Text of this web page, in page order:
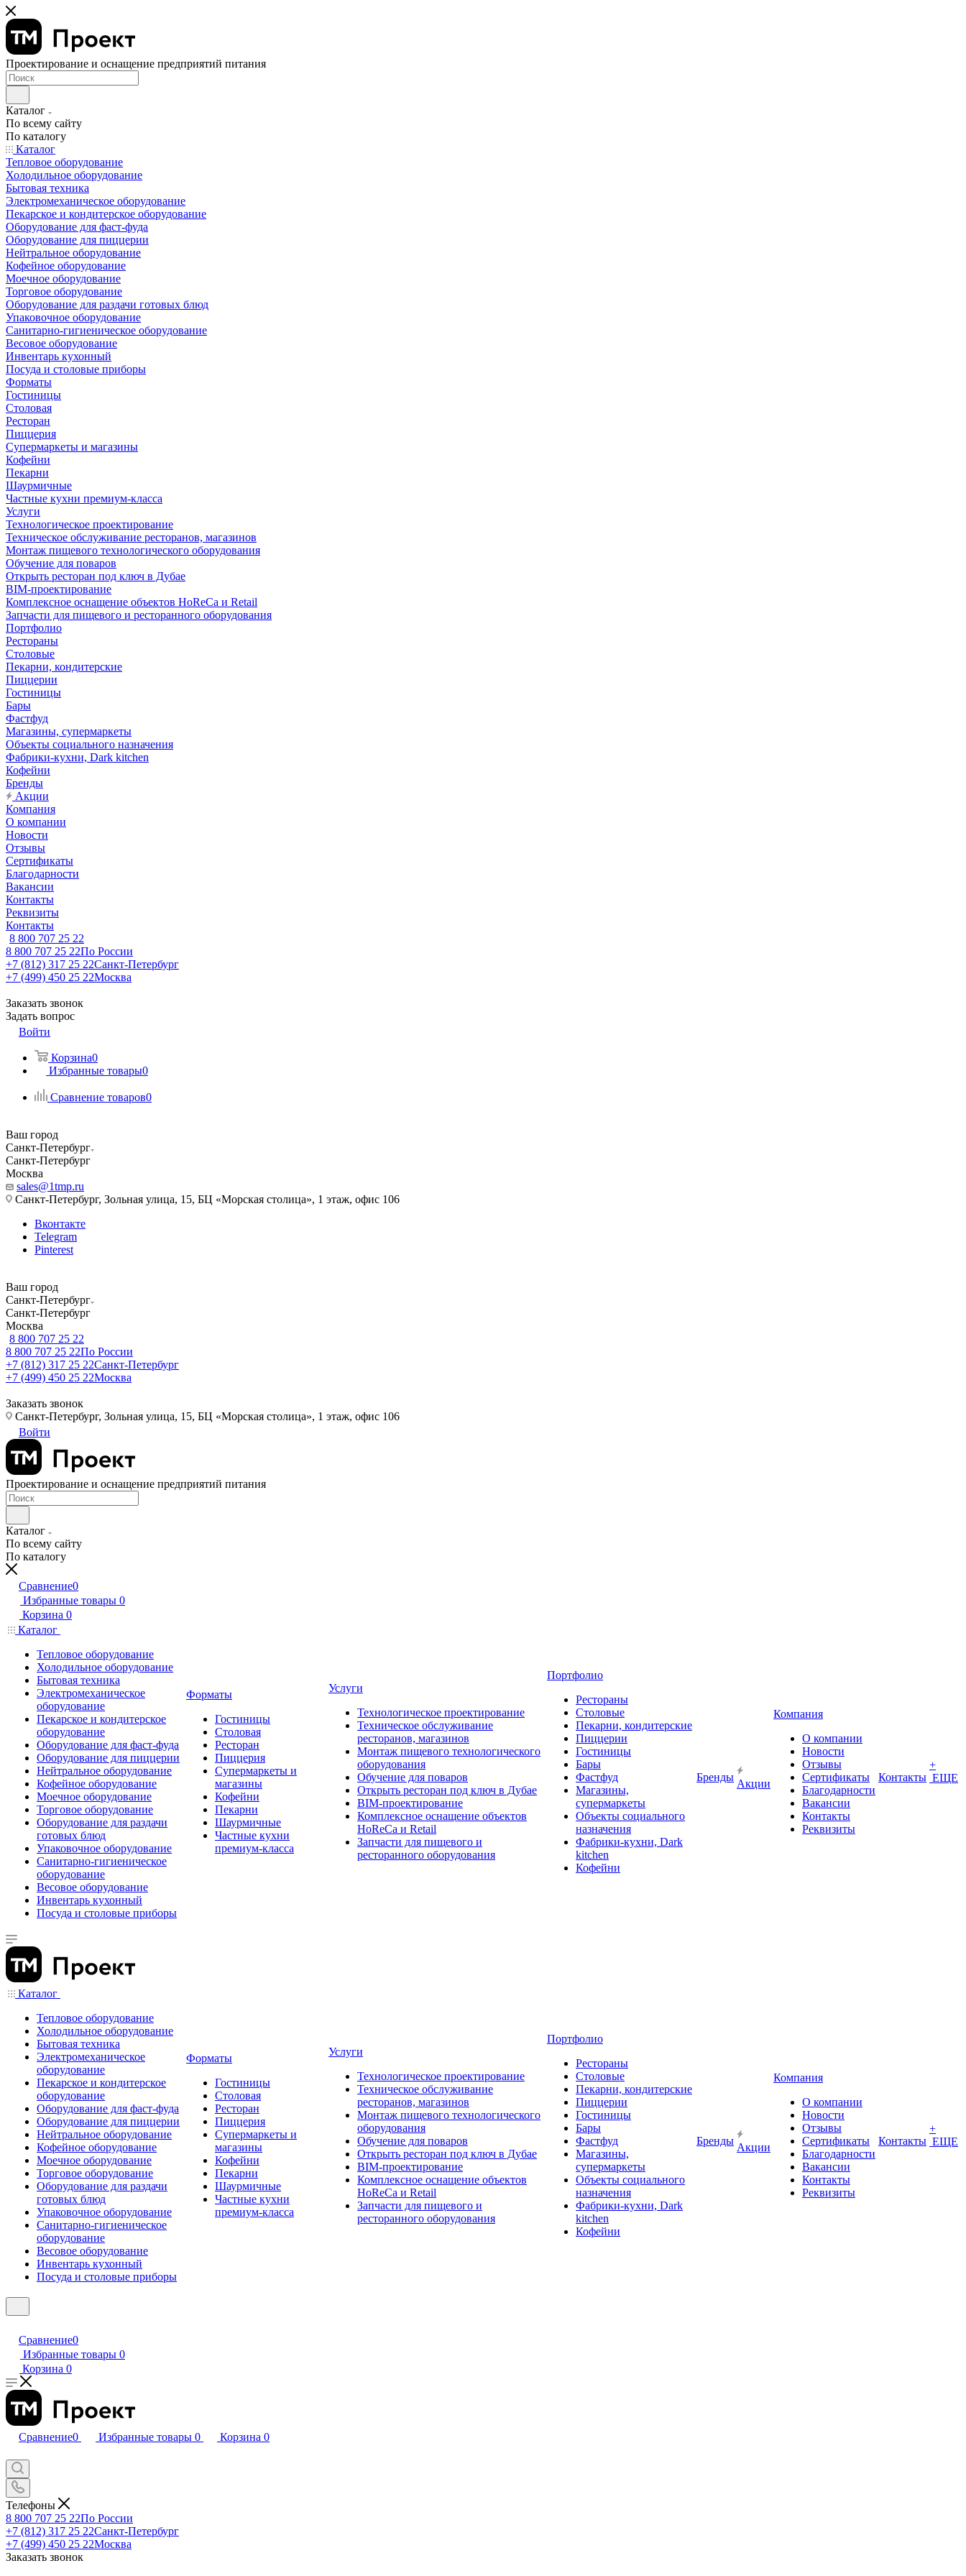
Проектирование и оснащение предприятий питания
Каталог
По всему сайту
По каталогу
Каталог
Тепловое оборудование
Холодильное оборудование
Бытовая техника
Электромеханическое оборудование
Пекарское и кондитерское оборудование
Оборудование для фаст-фуда
Оборудование для пиццерии
Нейтральное оборудование
Кофейное оборудование
Моечное оборудование
Торговое оборудование
Оборудование для раздачи готовых блюд
Упаковочное оборудование
Санитарно-гигиеническое оборудование
Весовое оборудование
Инвентарь кухонный
Посуда и столовые приборы
Форматы
Гостиницы
Столовая
Ресторан
Пиццерия
Супермаркеты и магазины
Кофейни
Пекарни
Шаурмичные
Частные кухни премиум-класса
Услуги
Технологическое проектирование
Техническое обслуживание ресторанов, магазинов
Монтаж пищевого технологического оборудования
Обучение для поваров
Открыть ресторан под ключ в Дубае
BIM-проектирование
Комплексное оснащение объектов HoReCa и Retail
Запчасти для пищевого и ресторанного оборудования
Портфолио
Рестораны
Столовые
Пекарни, кондитерские
Пиццерии
Гостиницы
Бары
Фастфуд
Магазины, супермаркеты
Объекты социального назначения
Фабрики-кухни, Dark kitchen
Кофейни
Бренды
Акции
Компания
О компании
Новости
Отзывы
Сертификаты
Благодарности
Вакансии
Контакты
Реквизиты
Контакты
8 800 707 25 22
8 800 707 25 22По России
+7 (812) 317 25 22Санкт-Петербург
+7 (499) 450 25 22Москва
Заказать звонок
Задать вопрос
Войти
Корзина0
Избранные товары0
Сравнение товаров0
Ваш город
Санкт-Петербург
Санкт-Петербург
Москва
sales@1tmp.ru
Санкт-Петербург, Зольная улица, 15, БЦ «Морская столица», 1 этаж, офис 106
Вконтакте
Telegram
Pinterest
Ваш город
Санкт-Петербург
Санкт-Петербург
Москва
8 800 707 25 22
8 800 707 25 22По России
+7 (812) 317 25 22Санкт-Петербург
+7 (499) 450 25 22Москва
Заказать звонок
Санкт-Петербург, Зольная улица, 15, БЦ «Морская столица», 1 этаж, офис 106
Войти
Проектирование и оснащение предприятий питания
Каталог
По всему сайту
По каталогу
Сравнение0
Избранные товары 0
Корзина 0
Каталог
Тепловое оборудование
Холодильное оборудование
Бытовая техника
Электромеханическое
оборудование
Пекарское и кондитерское
оборудование
Оборудование для фаст-фуда
Оборудование для пиццерии
Нейтральное оборудование
Кофейное оборудование
Моечное оборудование
Торговое оборудование
Оборудование для раздачи
готовых блюд
Упаковочное оборудование
Санитарно-гигиеническое
оборудование
Весовое оборудование
Инвентарь кухонный
Посуда и столовые приборы
Форматы
Гостиницы
Столовая
Ресторан
Пиццерия
Супермаркеты и
магазины
Кофейни
Пекарни
Шаурмичные
Частные кухни
премиум-класса
Услуги
Технологическое проектирование
Техническое обслуживание
ресторанов, магазинов
Монтаж пищевого технологического
оборудования
Обучение для поваров
Открыть ресторан под ключ в Дубае
BIM-проектирование
Комплексное оснащение объектов
HoReCa и Retail
Запчасти для пищевого и
ресторанного оборудования
Портфолио
Рестораны
Столовые
Пекарни, кондитерские
Пиццерии
Гостиницы
Бары
Фастфуд
Магазины,
супермаркеты
Объекты социального
назначения
Фабрики-кухни, Dark
kitchen
Кофейни
Бренды
Акции
Компания
О компании
Новости
Отзывы
Сертификаты
Благодарности
Вакансии
Контакты
Реквизиты
Контакты
+
ЕЩЕ
Каталог
Тепловое оборудование
Холодильное оборудование
Бытовая техника
Электромеханическое
оборудование
Пекарское и кондитерское
оборудование
Оборудование для фаст-фуда
Оборудование для пиццерии
Нейтральное оборудование
Кофейное оборудование
Моечное оборудование
Торговое оборудование
Оборудование для раздачи
готовых блюд
Упаковочное оборудование
Санитарно-гигиеническое
оборудование
Весовое оборудование
Инвентарь кухонный
Посуда и столовые приборы
Форматы
Гостиницы
Столовая
Ресторан
Пиццерия
Супермаркеты и
магазины
Кофейни
Пекарни
Шаурмичные
Частные кухни
премиум-класса
Услуги
Технологическое проектирование
Техническое обслуживание
ресторанов, магазинов
Монтаж пищевого технологического
оборудования
Обучение для поваров
Открыть ресторан под ключ в Дубае
BIM-проектирование
Комплексное оснащение объектов
HoReCa и Retail
Запчасти для пищевого и
ресторанного оборудования
Портфолио
Рестораны
Столовые
Пекарни, кондитерские
Пиццерии
Гостиницы
Бары
Фастфуд
Магазины,
супермаркеты
Объекты социального
назначения
Фабрики-кухни, Dark
kitchen
Кофейни
Бренды
Акции
Компания
О компании
Новости
Отзывы
Сертификаты
Благодарности
Вакансии
Контакты
Реквизиты
Контакты
+
ЕЩЕ
Сравнение0
Избранные товары 0
Корзина 0
Сравнение0 Избранные товары 0 Корзина 0
Телефоны
8 800 707 25 22По России
+7 (812) 317 25 22Санкт-Петербург
+7 (499) 450 25 22Москва
Заказать звонок